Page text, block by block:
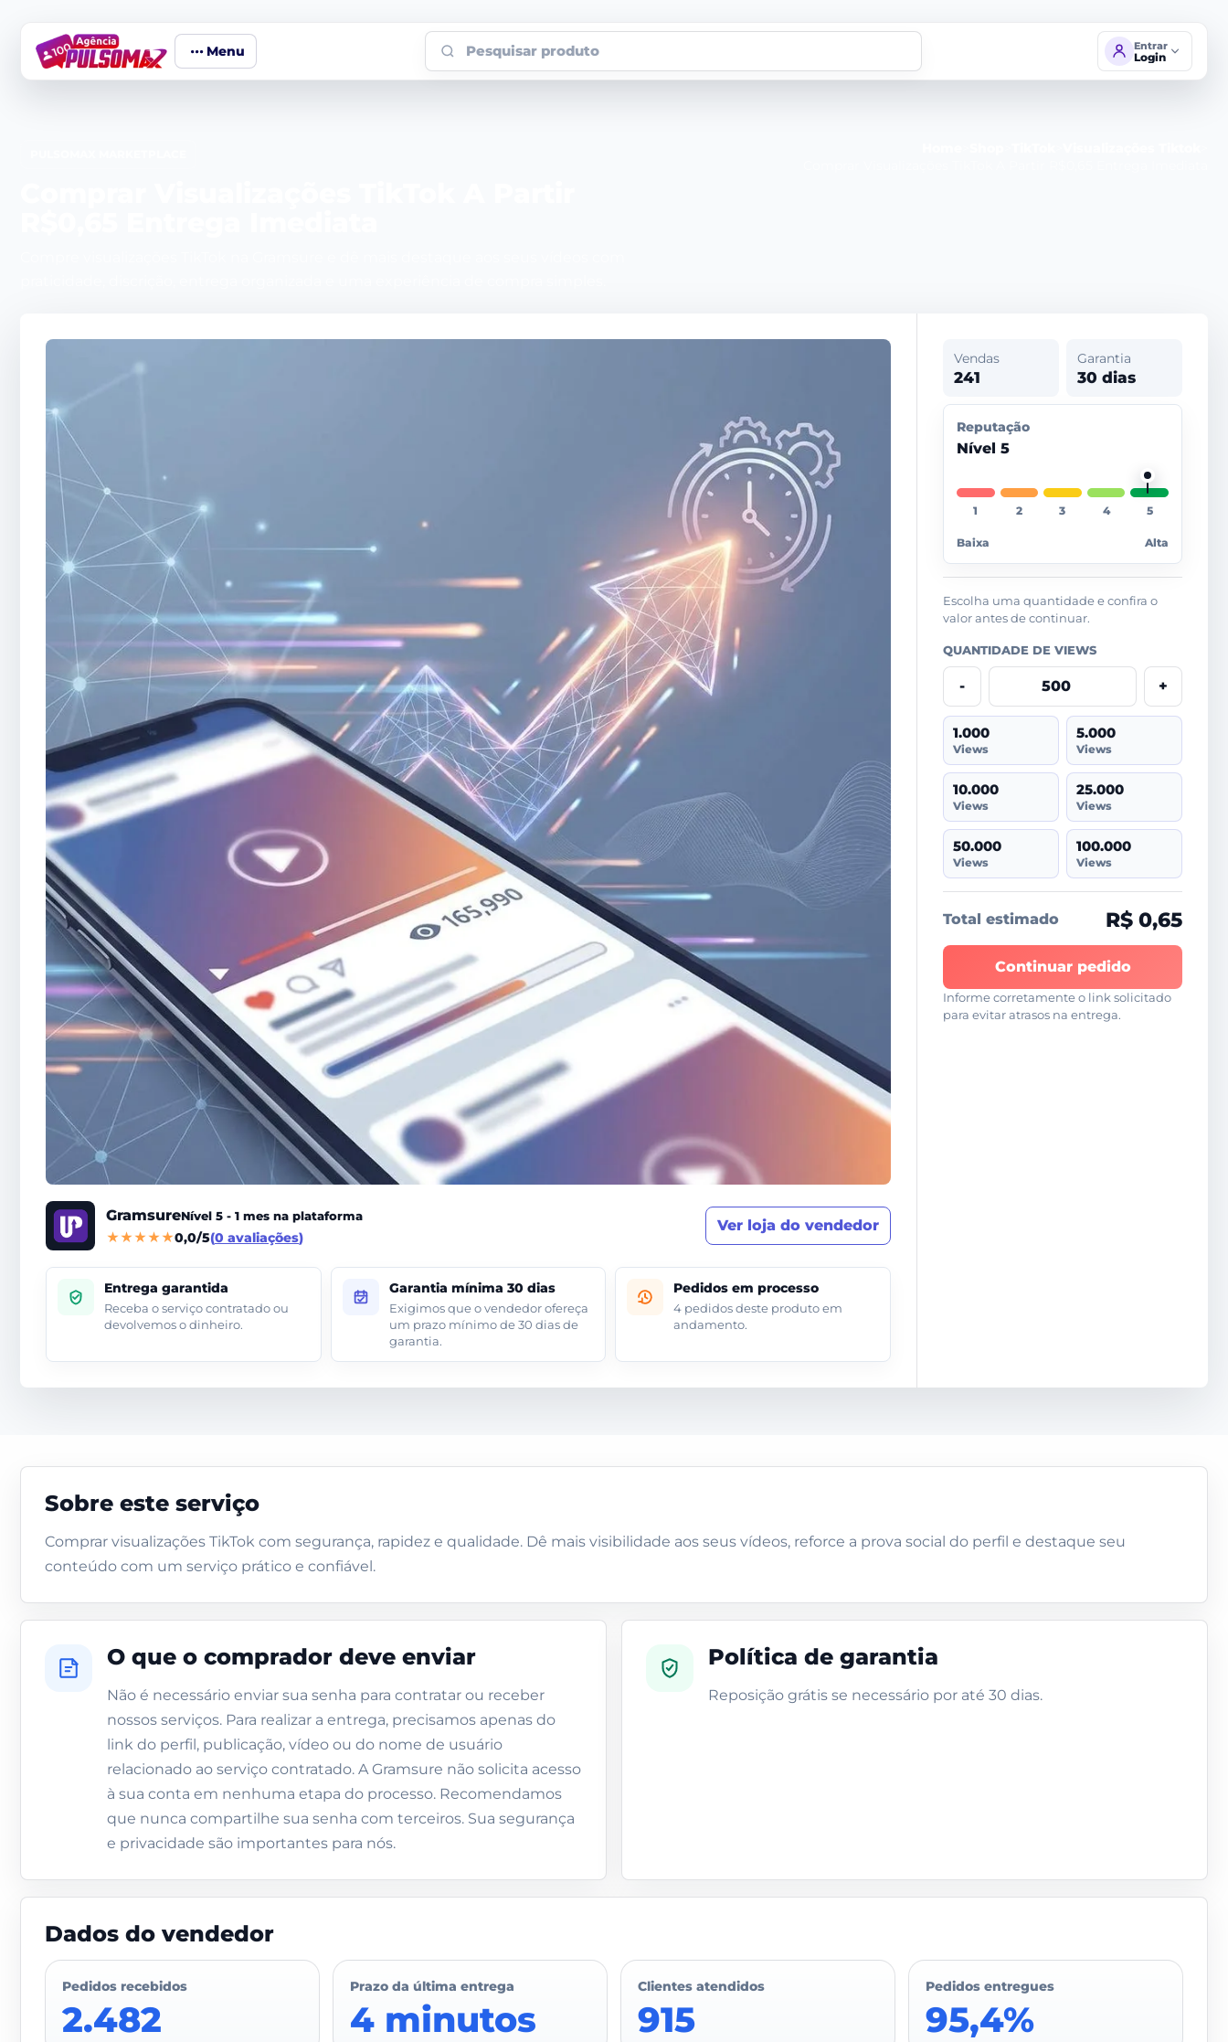
Menu
Pesquisar produto
Entrar
Login
Gramsure
0,0/5 0 avaliações
Nível 5 - 1 mes na plataforma
Ver loja do vendedor
Entrega garantida
Receba o serviço contratado ou
devolvemos o dinheiro.
Garantia mínima 30 dias
Exigimos que o vendedor ofereça
um prazo mínimo de 30 dias de
garantia.
Pedidos em processo
4 pedidos deste produto em
andamento.
Vendas
241
Garantia
30 dias
Reputação
Nível 5
Baixa Alta
Escolha uma quantidade e confira o
valor antes de continuar.
QUANTIDADE DE VIEWS
- +
1.000
Views
5.000
Views
10.000
Views
25.000
Views
50.000
Views
100.000
Views
Total estimado R$ 0,65
Continuar pedido
Informe corretamente o link solicitado
para evitar atrasos na entrega.
Sobre este serviço
Comprar visualizações TikTok com segurança, rapidez e qualidade. Dê mais visibilidade aos seus vídeos, reforce a prova social do perfil e destaque seu
conteúdo com um serviço prático e confiável.
O que o comprador deve enviar
Não é necessário enviar sua senha para contratar ou receber
nossos serviços. Para realizar a entrega, precisamos apenas do
link do perfil, publicação, vídeo ou do nome de usuário
relacionado ao serviço contratado. A Gramsure não solicita acesso
à sua conta em nenhuma etapa do processo. Recomendamos
que nunca compartilhe sua senha com terceiros. Sua segurança
e privacidade são importantes para nós.
Política de garantia
Reposição grátis se necessário por até 30 dias.
Dados do vendedor
Pedidos recebidos
2.482
Prazo da última entrega
4 minutos
Clientes atendidos
915
Pedidos entregues
95,4%